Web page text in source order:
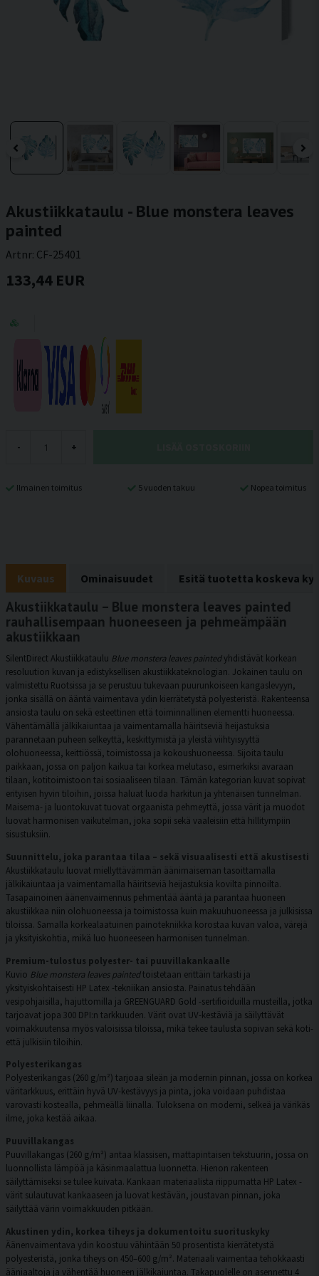
Akustiikkataulu - Blue monstera leaves
painted
Artnr: CF-25401
133,44 EUR
- +
Ilmainen toimitus 5 vuoden takuu Nopea toimitus
Kuvaus Ominaisuudet Esitä tuotetta koskeva
Akustiikkataulu – Blue monstera leaves painted
rauhallisempaan huoneeseen ja pehmeämpään
akustiikkaan
SilentDirect Akustiikkataulu Blue monstera leaves paintedyhdistävät korkean
resoluution kuvan ja edistyksellisen akustiikkateknologian. Jokainen taulu on
valmistettu Ruotsissa ja se perustuu tukevaan puurunkoiseen kangaslevyyn,
jonka sisällä on ääntä vaimentava ydin kierrätetystä polyesteristä. Rakenteensa
ansiosta taulu on sekä esteettinen että toiminnallinen elementti huoneessa.
Vähentämällä jälkikaiuntaa ja vaimentamalla häiritseviä heijastuksia
parannetaan puheen selkeyttä, keskittymistä ja yleistä viihtyisyyttä
olohuoneessa, keittiössä, toimistossa ja kokoushuoneessa. Sijoita taulu
paikkaan, jossa on paljon kaikua tai korkea melutaso, esimerkiksi avaraan
tilaan, kotitoimistoon tai sosiaaliseen tilaan. Tämän kategorian kuvat sopivat
erityisen hyvin tiloihin, joissa haluat luoda harkitun ja yhtenäisen tunnelman.
Maisema- ja luontokuvat tuovat orgaanista pehmeyttä, jossa värit ja muodot
luovat harmonisen vaikutelman, joka sopii sekä vaaleisiin että hillitympiin
sisustuksiin.
Suunnittelu, joka parantaa tilaa – sekä visuaalisesti että akustisesti
Akustiikkataulu luovat miellyttävämmän äänimaiseman tasoittamalla
jälkikaiuntaa ja vaimentamalla häiritseviä heijastuksia kovilta pinnoilta.
Tasapainoinen äänenvaimennus pehmentää ääntä ja parantaa huoneen
akustiikkaa niin olohuoneessa ja toimistossa kuin makuuhuoneessa ja julkisissa
tiloissa. Samalla korkealaatuinen painotekniikka korostaa kuvan valoa, värejä
ja yksityiskohtia, mikä luo huoneeseen harmonisen tunnelman.
Premium-tulostus polyester- tai puuvillakankaalle
Kuvio Blue monstera leaves paintedtoistetaan erittäin tarkasti ja
yksityiskohtaisesti HP Latex -tekniikan ansiosta. Painatus tehdään
vesipohjaisilla, hajuttomilla ja GREENGUARD Gold -sertifioiduilla musteilla, jotka
tarjoavat jopa 300 DPI:n tarkkuuden. Värit ovat UV-kestäviä ja säilyttävät
voimakkuutensa myös valoisissa tiloissa, mikä tekee taulusta sopivan sekä koti-
että julkisiin tiloihin.
Polyesterikangas
Polyesterikangas (260 g/m²) tarjoaa sileän ja modernin pinnan, jossa on korkea
väritarkkuus, erittäin hyvä UV-kestävyys ja pinta, joka voidaan puhdistaa
varovasti kostealla, pehmeällä liinalla. Tuloksena on moderni, selkeä ja värikäs
ilme, joka kestää aikaa.
Puuvillakangas
Puuvillakangas (260 g/m²) antaa klassisen, mattapintaisen tekstuurin, jossa on
luonnollista lämpöä ja käsinmaalattua luonnetta. Hienon rakenteen
säilyttämiseksi se tulee kuivata. Kankaan materiaalista riippumatta HP Latex -
värit sulautuvat kankaaseen ja luovat kestävän, joustavan pinnan, joka
säilyttää värin voimakkuuden pitkään.
Akustinen ydin, korkea tiheys ja dokumentoitu suorituskyky
Äänenvaimentava ydin koostuu vähintään 50 prosentista kierrätetystä
polyesteristä, jonka tiheys on 450–600 g/m². Materiaali vaimentaa tehokkaasti
ääniaaltoja ja vähentää huoneen jälkikaiuntaa. Takapuolelle on asennettu 4